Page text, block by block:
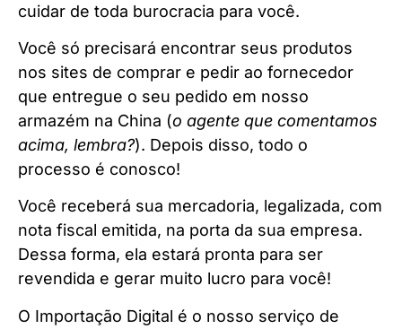
cuidar de toda burocracia para você.
Você só precisará encontrar seus produtos
nos sites de comprar e pedir ao fornecedor
que entregue o seu pedido em nosso
armazém na China (o agente que comentamos
acima, lembra?). Depois disso, todo o
processo é conosco!
Você receberá sua mercadoria, legalizada, com
nota fiscal emitida, na porta da sua empresa.
Dessa forma, ela estará pronta para ser
revendida e gerar muito lucro para você!
O Importação Digital é o nosso serviço de